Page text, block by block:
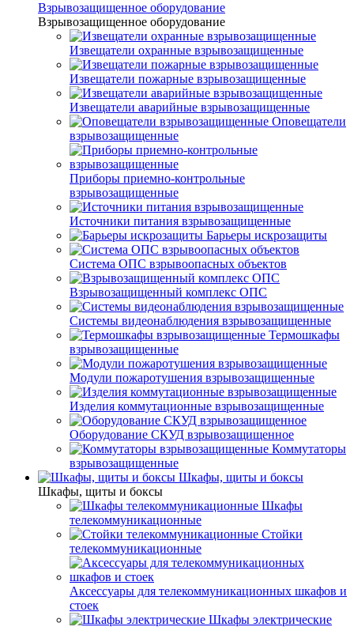
Взрывозащищенное оборудование
Взрывозащищенное оборудование
Извещатели охранные взрывозащищенные
Извещатели пожарные взрывозащищенные
Извещатели аварийные взрывозащищенные
Оповещатели
взрывозащищенные
Приборы приемно-контрольные
взрывозащищенные
Источники питания взрывозащищенные
Барьеры искрозащиты
Система ОПС взрывоопасных объектов
Взрывозащищенный комплекс ОПС
Системы видеонаблюдения взрывозащищенные
Термошкафы
взрывозащищенные
Модули пожаротушения взрывозащищенные
Изделия коммутационные взрывозащищенные
Оборудование СКУД взрывозащищенное
Коммутаторы
взрывозащищенные
Шкафы, щиты и боксы
Шкафы, щиты и боксы
Шкафы
телекоммуникационные
Стойки
телекоммуникационные
Аксессуары для телекоммуникационных шкафов и
стоек
Шкафы электрические